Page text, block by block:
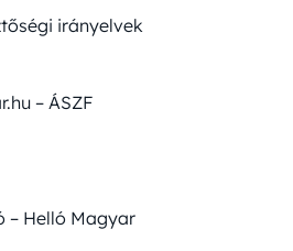
irányelvek
– ÁSZF
– Helló Magyar